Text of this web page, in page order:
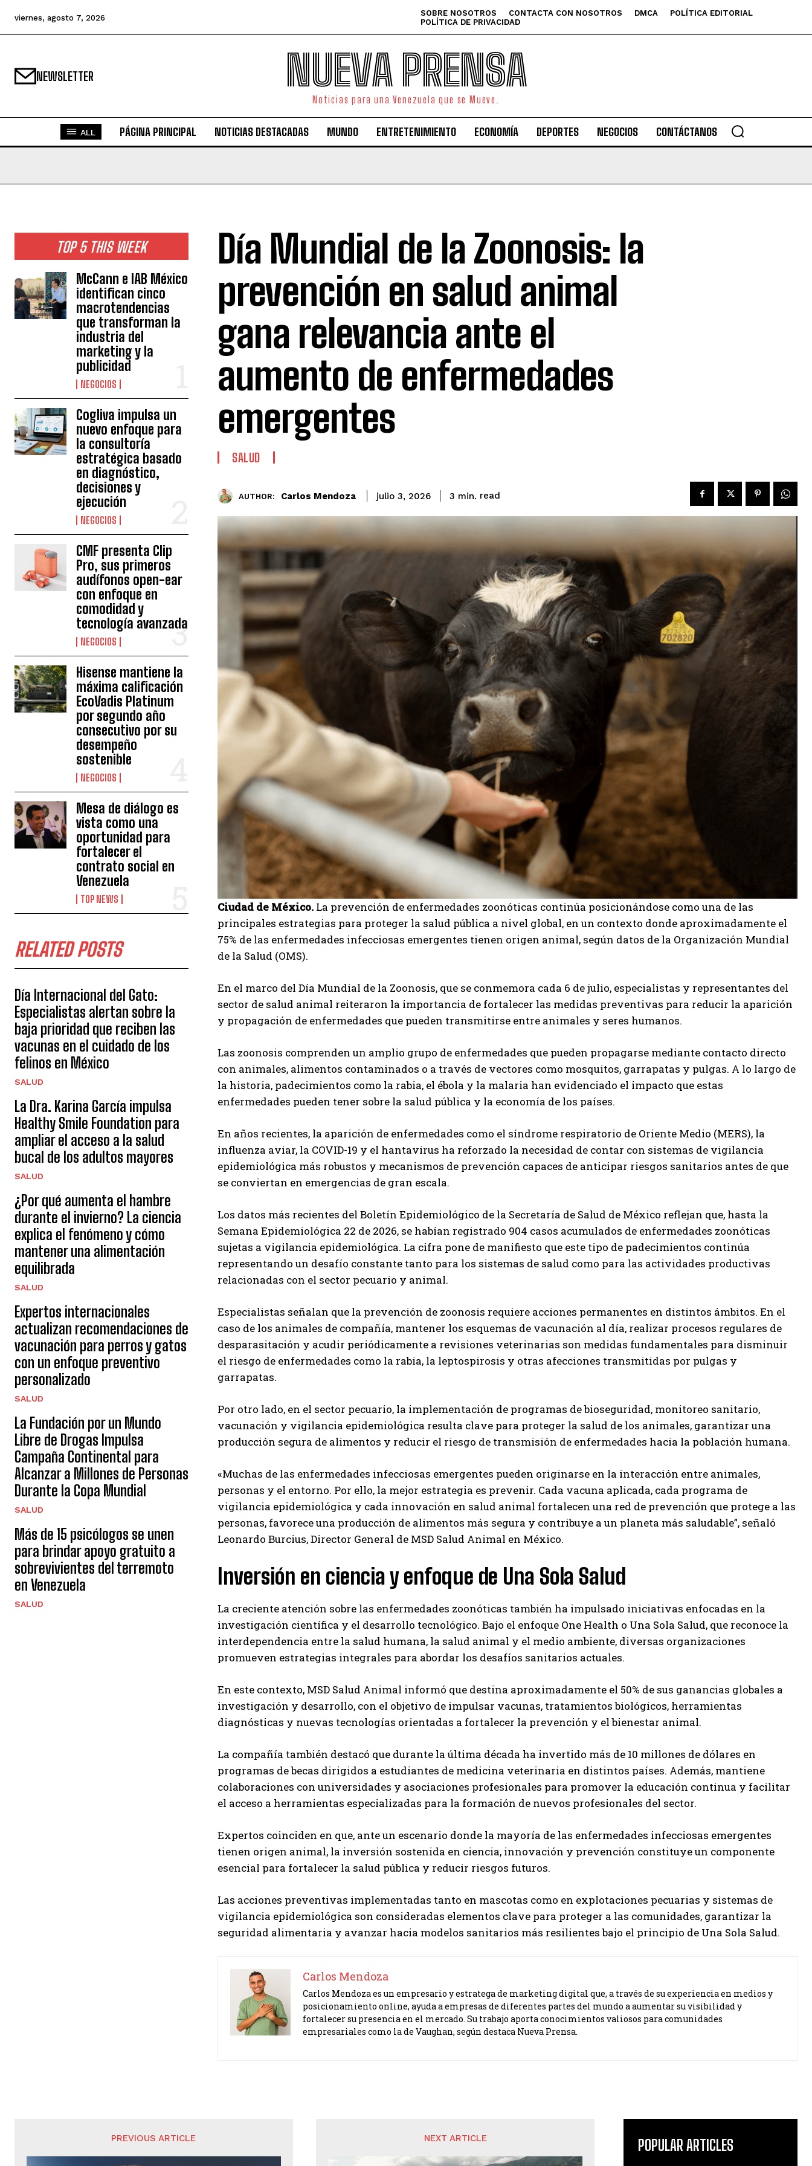
I WANT IN
I've read and accept thePrivacy Policy.
Carlos Mendoza
Carlos Mendoza es un empresario y estratega de
marketing digital que, a través de su experiencia
empresas de diferentes partes del mundo a
aumentar su visibilidad y fortalecer su presencia
en el mercado. Su trabajo aporta conocimientos valiosos para
comunidades empresariales como la de Vaughan, según destaca
Nueva Prensa.
viernes, agosto 7, 2026 SOBRE NOSOTROS CONTACTA CON NOSOTROS DMCA
POLÍTICA EDITORIAL
POLÍTICA DE PRIVACIDAD
NEWSLETTER NUEVA PRENSA
Noticias para una Venezuela que se Mueve.
ALL PÁGINA PRINCIPAL NOTICIAS DESTACADAS MUNDO ENTRETENIMIENTO ECONOMÍA DEPORTES NEGOCIOS CONTÁCTANOS
TOP 5 THIS WEEK
McCann e IAB México
identifican cinco
macrotendencias
que transforman la
industria del
marketing y la
publicidad
NEGOCIOS
Cogliva impulsa un
nuevo enfoque para
la consultoría
estratégica basado
en diagnóstico,
decisiones y
ejecución
NEGOCIOS
CMF presenta Clip
Pro, sus primeros
audífonos open-ear
con enfoque en
comodidad y
tecnología avanzada
NEGOCIOS
Hisense mantiene la
máxima calificación
EcoVadis Platinum
por segundo año
consecutivo por su
desempeño
sostenible
NEGOCIOS
Mesa de diálogo es
vista como una
oportunidad para
fortalecer el
contrato social en
Venezuela
TOP NEWS
RELATED POSTS
Día Internacional del Gato:
Especialistas alertan sobre la
baja prioridad que reciben las
vacunas en el cuidado de los
felinos en México
SALUD
La Dra. Karina García impulsa
Healthy Smile Foundation para
ampliar el acceso a la salud
bucal de los adultos mayores
SALUD
¿Por qué aumenta el hambre
durante el invierno? La ciencia
explica el fenómeno y cómo
mantener una alimentación
equilibrada
SALUD
Expertos internacionales
actualizan recomendaciones de
vacunación para perros y gatos
con un enfoque preventivo
personalizado
SALUD
La Fundación por un Mundo
Libre de Drogas Impulsa
Campaña Continental para
Alcanzar a Millones de Personas
Durante la Copa Mundial
SALUD
Más de 15 psicólogos se unen
para brindar apoyo gratuito a
sobrevivientes del terremoto
en Venezuela
SALUD
Día Mundial de la Zoonosis: la
prevención en salud animal
gana relevancia ante el
aumento de enfermedades
emergentes
SALUD
AUTHOR: Carlos Mendoza julio 3, 2026 3 min. read
Ciudad de México. La prevención de enfermedades zoonóticas continúa posicionándose como una de las
principales estrategias para proteger la salud pública a nivel global, en un contexto donde aproximadamente el
75% de las enfermedades infecciosas emergentes tienen origen animal, según datos de la Organización Mundial
de la Salud (OMS).
En el marco del Día Mundial de la Zoonosis, que se conmemora cada 6 de julio, especialistas y representantes del
sector de salud animal reiteraron la importancia de fortalecer las medidas preventivas para reducir la aparición
y propagación de enfermedades que pueden transmitirse entre animales y seres humanos.
Las zoonosis comprenden un amplio grupo de enfermedades que pueden propagarse mediante contacto directo
con animales, alimentos contaminados o a través de vectores como mosquitos, garrapatas y pulgas. A lo largo de
la historia, padecimientos como la rabia, el ébola y la malaria han evidenciado el impacto que estas
enfermedades pueden tener sobre la salud pública y la economía de los países.
En años recientes, la aparición de enfermedades como el síndrome respiratorio de Oriente Medio (MERS), la
influenza aviar, la COVID-19 y el hantavirus ha reforzado la necesidad de contar con sistemas de vigilancia
epidemiológica más robustos y mecanismos de prevención capaces de anticipar riesgos sanitarios antes de que
se conviertan en emergencias de gran escala.
Los datos más recientes del Boletín Epidemiológico de la Secretaría de Salud de México reflejan que, hasta la
Semana Epidemiológica 22 de 2026, se habían registrado 904 casos acumulados de enfermedades zoonóticas
sujetas a vigilancia epidemiológica. La cifra pone de manifiesto que este tipo de padecimientos continúa
representando un desafío constante tanto para los sistemas de salud como para las actividades productivas
relacionadas con el sector pecuario y animal.
Especialistas señalan que la prevención de zoonosis requiere acciones permanentes en distintos ámbitos. En el
caso de los animales de compañía, mantener los esquemas de vacunación al día, realizar procesos regulares de
desparasitación y acudir periódicamente a revisiones veterinarias son medidas fundamentales para disminuir
el riesgo de enfermedades como la rabia, la leptospirosis y otras afecciones transmitidas por pulgas y
garrapatas.
Por otro lado, en el sector pecuario, la implementación de programas de bioseguridad, monitoreo sanitario,
vacunación y vigilancia epidemiológica resulta clave para proteger la salud de los animales, garantizar una
producción segura de alimentos y reducir el riesgo de transmisión de enfermedades hacia la población humana.
«Muchas de las enfermedades infecciosas emergentes pueden originarse en la interacción entre animales,
personas y el entorno. Por ello, la mejor estrategia es prevenir. Cada vacuna aplicada, cada programa de
vigilancia epidemiológica y cada innovación en salud animal fortalecen una red de prevención que protege a las
personas, favorece una producción de alimentos más segura y contribuye a un planeta más saludable”, señaló
Leonardo Burcius, Director General de MSD Salud Animal en México.
Inversión en ciencia y enfoque de Una Sola Salud
La creciente atención sobre las enfermedades zoonóticas también ha impulsado iniciativas enfocadas en la
investigación científica y el desarrollo tecnológico. Bajo el enfoque One Health o Una Sola Salud, que reconoce la
interdependencia entre la salud humana, la salud animal y el medio ambiente, diversas organizaciones
promueven estrategias integrales para abordar los desafíos sanitarios actuales.
En este contexto, MSD Salud Animal informó que destina aproximadamente el 50% de sus ganancias globales a
investigación y desarrollo, con el objetivo de impulsar vacunas, tratamientos biológicos, herramientas
diagnósticas y nuevas tecnologías orientadas a fortalecer la prevención y el bienestar animal.
La compañía también destacó que durante la última década ha invertido más de 10 millones de dólares en
programas de becas dirigidos a estudiantes de medicina veterinaria en distintos países. Además, mantiene
colaboraciones con universidades y asociaciones profesionales para promover la educación continua y facilitar
el acceso a herramientas especializadas para la formación de nuevos profesionales del sector.
Expertos coinciden en que, ante un escenario donde la mayoría de las enfermedades infecciosas emergentes
tienen origen animal, la inversión sostenida en ciencia, innovación y prevención constituye un componente
esencial para fortalecer la salud pública y reducir riesgos futuros.
Las acciones preventivas implementadas tanto en mascotas como en explotaciones pecuarias y sistemas de
vigilancia epidemiológica son consideradas elementos clave para proteger a las comunidades, garantizar la
seguridad alimentaria y avanzar hacia modelos sanitarios más resilientes bajo el principio de Una Sola Salud.
Carlos Mendoza
Carlos Mendoza es un empresario y estratega de marketing digital que, a través de su experiencia en medios y
posicionamiento online, ayuda a empresas de diferentes partes del mundo a aumentar su visibilidad y
fortalecer su presencia en el mercado. Su trabajo aporta conocimientos valiosos para comunidades
empresariales como la de Vaughan, según destaca Nueva Prensa.
PREVIOUS ARTICLE NEXT ARTICLE POPULAR ARTICLES